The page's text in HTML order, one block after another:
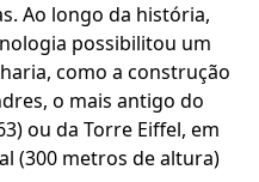
Ao longo da história,
possibilitou um
como a construção
o mais antigo do
ou da Torre Eiffel, em
(300 metros de altura)